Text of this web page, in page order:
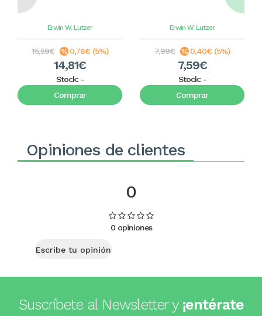
Erwin W. Lutzer
15,59€ 0,78€ (5%)
14,81€
Stock: -
Comprar
Erwin W. Lutzer
7,99€ 0,40€ (5%)
7,59€
Stock: -
Comprar
Opiniones de clientes
0
0 opiniones
Escribe tu opinión
Suscríbete al Newsletter y ¡entérate